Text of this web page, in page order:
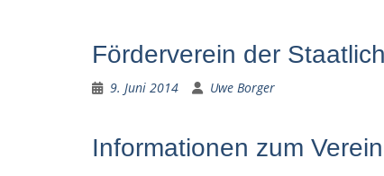
Förderverein der
9. Juni 2014 Uwe Borger
Informationen zum Verein